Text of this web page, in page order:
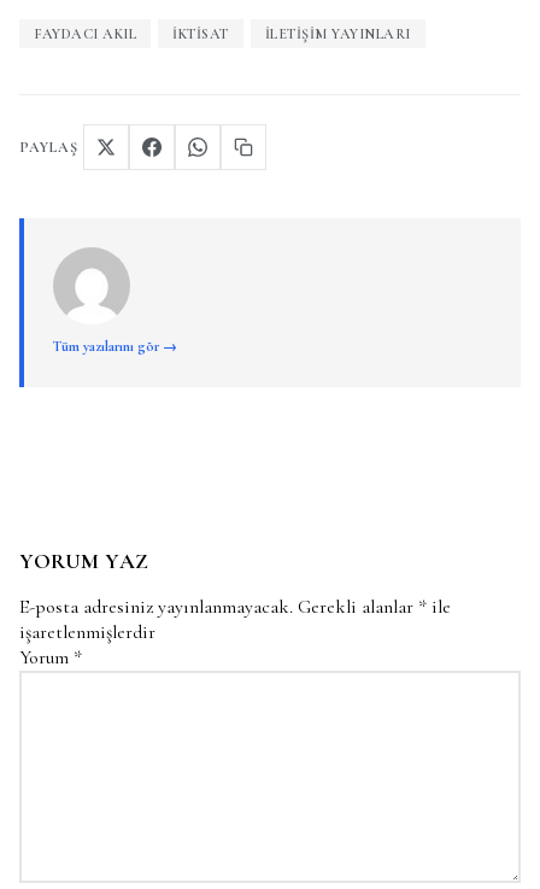
FAYDACI AKIL İKTISAT İLETIŞIM YAYINLARI
PAYLAŞ
Tüm yazılarını gör →
YORUM YAZ
E-posta adresiniz yayınlanmayacak. Gerekli alanlar * ile
işaretlenmişlerdir
Yorum *